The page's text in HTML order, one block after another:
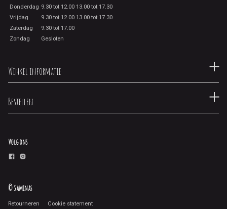
Donderdag 9.30 tot 12.00 13.00 tot 17.30
Vrijdag
9.30 tot 12.00 13.00 tot 17.30
Zaterdag
9.30 tot 17.00
Zondag
Gesloten
Winkel informatie
Bestellen
Volg ons
© Saminas
Retourneren Cookie statement